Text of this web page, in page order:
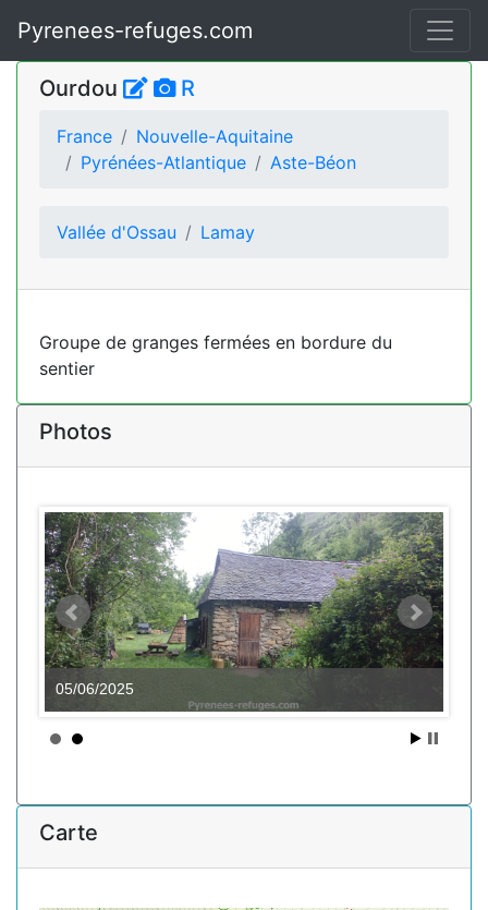
Pyrenees-refuges.com
Ourdou R
France
Nouvelle-Aquitaine
Pyrénées-Atlantique
Aste-Béon
Vallée d'Ossau Lamay
Groupe de granges fermées en bordure du
sentier
Photos
05/06/2025
Carte